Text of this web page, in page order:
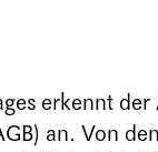
erkennt
an. Von